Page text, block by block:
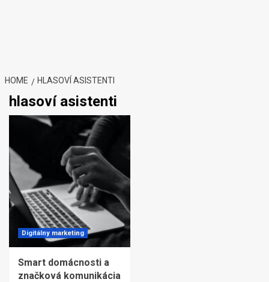
HOME HLASOVÍ ASISTENTI
hlasoví asistenti
Digitálny marketing
Smart domácnosti a
značková komunikácia